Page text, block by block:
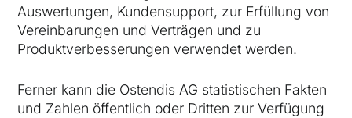
Auswertungen, Kundensupport, zur Erfüllung von
Vereinbarungen und Verträgen und zu
Produktverbesserungen verwendet werden.
Ferner kann die Ostendis AG statistischen Fakten
und Zahlen öffentlich oder Dritten zur Verfügung